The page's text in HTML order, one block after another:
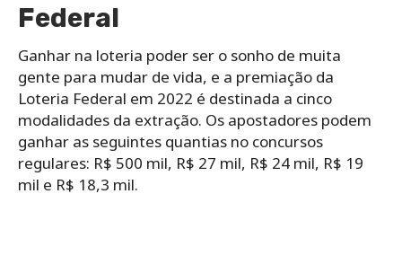
Federal
Ganhar na loteria poder ser o sonho de muita
gente para mudar de vida, e a premiação da
Loteria Federal em 2022 é destinada a cinco
modalidades da extração. Os apostadores podem
ganhar as seguintes quantias no concursos
regulares: R$ 500 mil, R$ 27 mil, R$ 24 mil, R$ 19
mil e R$ 18,3 mil.